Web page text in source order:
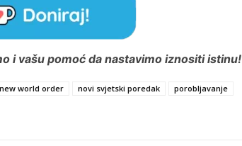
i vašu pomoć da nastavimo iznositi istinu!
new world order novi svjetski poredak
porobljavanje